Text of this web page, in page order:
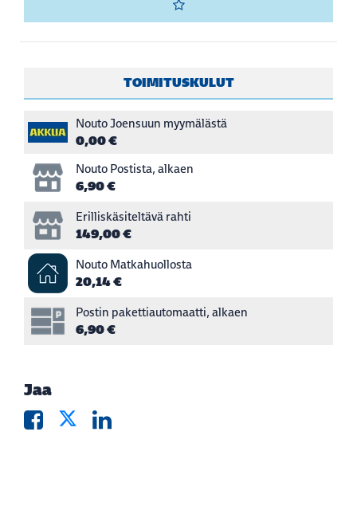
TOIMITUSKULUT
Nouto Joensuun myymälästä
0,00 €
Nouto Postista, alkaen
6,90 €
Erilliskäsiteltävä rahti
149,00 €
Nouto Matkahuollosta
20,14 €
Postin pakettiautomaatti, alkaen
6,90 €
Jaa